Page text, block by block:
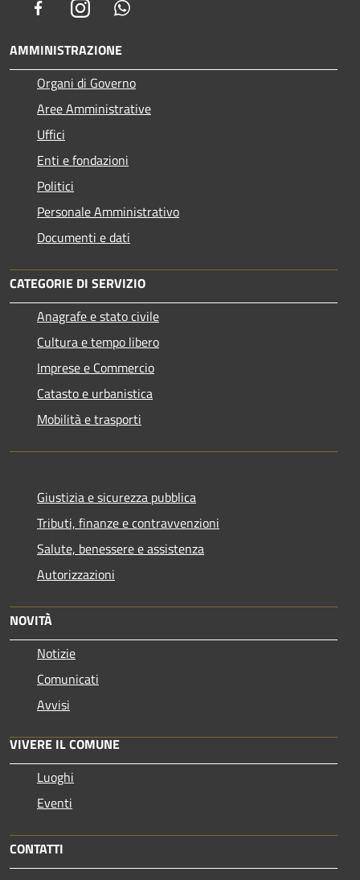
FacebookInstagram
AMMINISTRAZIONE
Organi di Governo
Aree Amministrative
Uffici
Enti e fondazioni
Politici
Personale Amministrativo
Documenti e dati
CATEGORIE DI SERVIZIO
Anagrafe e stato civile
Cultura e tempo libero
Imprese e Commercio
Catasto e urbanistica
Mobilità e trasporti
Giustizia e sicurezza pubblica
Tributi, finanze e contravvenzioni
Salute, benessere e assistenza
Autorizzazioni
NOVITÀ
Notizie
Comunicati
Avvisi
VIVERE IL COMUNE
Luoghi
Eventi
CONTATTI